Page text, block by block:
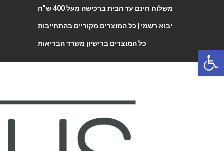
משלוח חינם עד הבית ברכישה מעל 400 ש”ח
יבוא רשמי | כל המוצרים מקוריים בהתחייבות
כל המוצרים ברישיון משרד הבריאות